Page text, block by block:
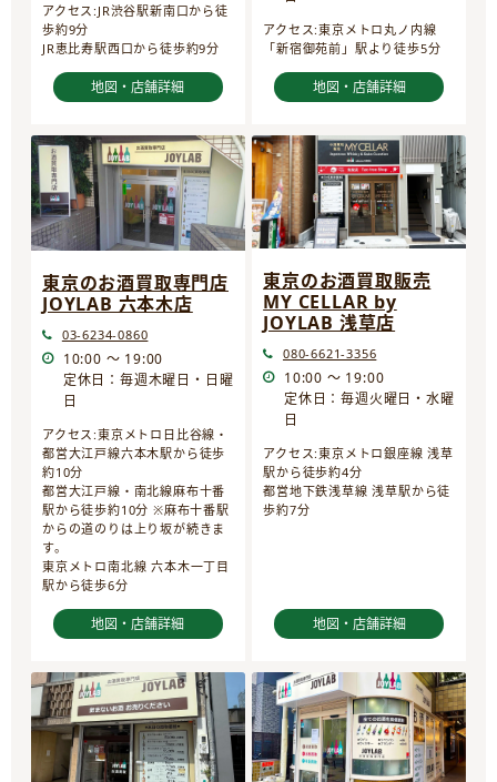
アクセス:JR渋谷駅新南口から徒
歩約9分
JR恵比寿駅西口から徒歩約9分
地図・店舗詳細
アクセス:東京メトロ丸ノ内線
「新宿御苑前」駅より徒歩5分
地図・店舗詳細
東京のお酒買取専門店
JOYLAB 六本木店
03-6234-0860
10:00 ～ 19:00
定休日：毎週木曜日・日曜
日
アクセス:東京メトロ日比谷線・
都営大江戸線六本木駅から徒歩
約10分
都営大江戸線・南北線麻布十番
駅から徒歩約10分 ※麻布十番駅
からの道のりは上り坂が続きま
す。
東京メトロ南北線 六本木一丁目
駅から徒歩6分
地図・店舗詳細
東京のお酒買取販売
MY CELLAR by
JOYLAB 浅草店
080-6621-3356
10:00 ～ 19:00
定休日：毎週火曜日・水曜
日
アクセス:東京メトロ銀座線 浅草
駅から徒歩約4分
都営地下鉄浅草線 浅草駅から徒
歩約7分
地図・店舗詳細